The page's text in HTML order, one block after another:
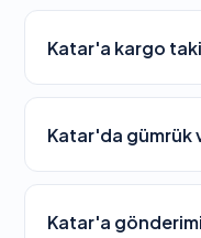
Katar'a kargo
Katar'da gümrük
Katar'a